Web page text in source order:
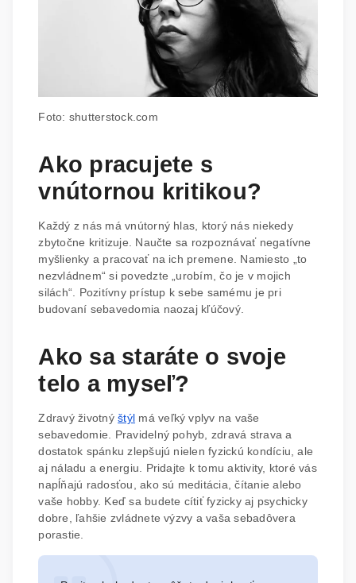
Foto: shutterstock.com
Ako pracujete s
vnútornou kritikou?
Každý z nás má vnútorný hlas, ktorý nás niekedy
zbytočne kritizuje. Naučte sa rozpoznávať negatívne
myšlienky a pracovať na ich premene. Namiesto „to
nezvládnem“ si povedzte „urobím, čo je v mojich
silách“. Pozitívny prístup k sebe samému je pri
budovaní sebavedomia naozaj kľúčový.
Ako sa staráte o svoje
telo a myseľ?
Zdravý životnýštýl má veľký vplyv na vaše
sebavedomie. Pravidelný pohyb, zdravá strava a
dostatok spánku zlepšujú nielen fyzickú kondíciu, ale
aj náladu a energiu. Pridajte k tomu aktivity, ktoré vás
napĺňajú radosťou, ako sú meditácia, čítanie alebo
vaše hobby. Keď sa budete cítiť fyzicky aj psychicky
dobre, ľahšie zvládnete výzvy a vaša sebadôvera
porastie.